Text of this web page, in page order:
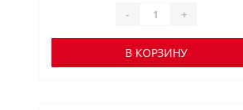
- +
В КОРЗИНУ